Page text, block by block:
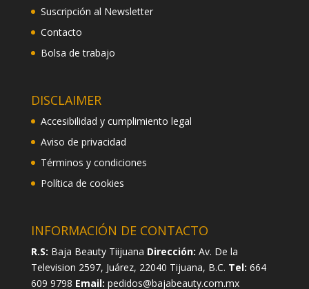
Suscripción al Newsletter
Contacto
Bolsa de trabajo
DISCLAIMER
Accesibilidad y cumplimiento legal
Aviso de privacidad
Términos y condiciones
Política de cookies
INFORMACIÓN DE CONTACTO
R.S: Baja Beauty Tiijuana Dirección: Av. De la
Television 2597, Juárez, 22040 Tijuana, B.C. Tel: 664
609 9798 Email: pedidos@bajabeauty.com.mx